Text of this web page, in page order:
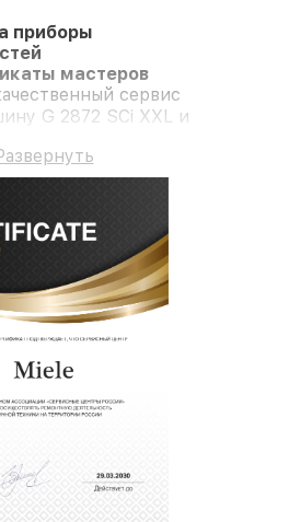
приборы
мастеров
сервис
G 2872 SCi XXL и